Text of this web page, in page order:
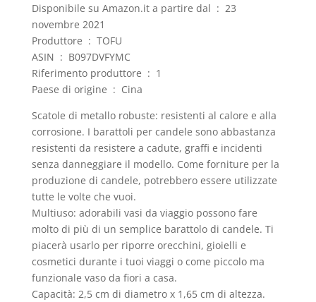
Disponibile su Amazon.it a partire dal ‏ : ‎ 23
novembre 2021
Produttore ‏ : ‎ TOFU
ASIN ‏ : ‎ B097DVFYMC
Riferimento produttore ‏ : ‎ 1
Paese di origine ‏ : ‎ Cina
Scatole di metallo robuste: resistenti al calore e alla
corrosione. I barattoli per candele sono abbastanza
resistenti da resistere a cadute, graffi e incidenti
senza danneggiare il modello. Come forniture per la
produzione di candele, potrebbero essere utilizzate
tutte le volte che vuoi.
Multiuso: adorabili vasi da viaggio possono fare
molto di più di un semplice barattolo di candele. Ti
piacerà usarlo per riporre orecchini, gioielli e
cosmetici durante i tuoi viaggi o come piccolo ma
funzionale vaso da fiori a casa.
Capacità: 2,5 cm di diametro x 1,65 cm di altezza.